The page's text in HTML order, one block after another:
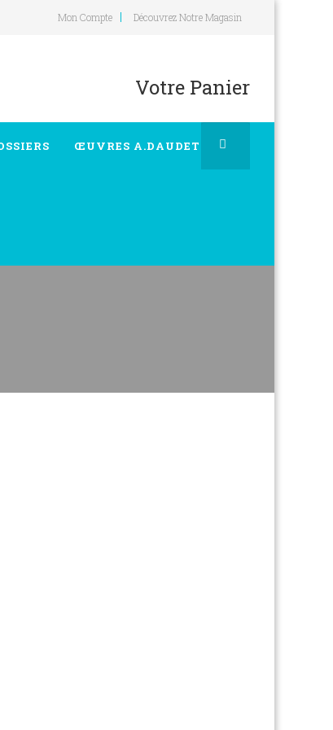
Mon Compte Découvrez Notre Magasin
Votre Panier
ŒUVRES A.DAUDET